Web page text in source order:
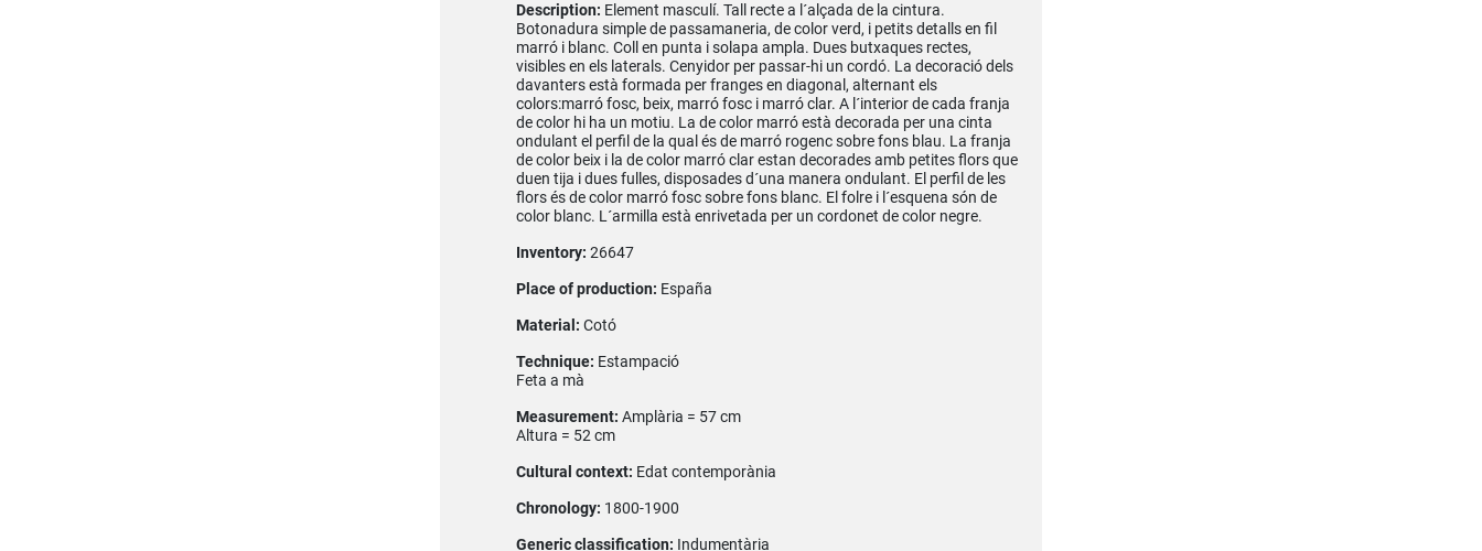
Description: Element masculí. Tall recte a l´alçada de la cintura.
Botonadura simple de passamaneria, de color verd, i petits detalls en fil
marró i blanc. Coll en punta i solapa ampla. Dues butxaques rectes,
visibles en els laterals. Cenyidor per passar-hi un cordó. La decoració dels
davanters està formada per franges en diagonal, alternant els
colors:marró fosc, beix, marró fosc i marró clar. A l´interior de cada franja
de color hi ha un motiu. La de color marró està decorada per una cinta
ondulant el perfil de la qual és de marró rogenc sobre fons blau. La franja
de color beix i la de color marró clar estan decorades amb petites flors que
duen tija i dues fulles, disposades d´una manera ondulant. El perfil de les
flors és de color marró fosc sobre fons blanc. El folre i l´esquena són de
color blanc. L´armilla està enrivetada per un cordonet de color negre.
Inventory: 26647
Place of production: España
Material: Cotó
Technique: Estampació
Feta a mà
Measurement: Amplària = 57 cm
Altura = 52 cm
Cultural context: Edat contemporània
Chronology: 1800-1900
Generic classification: Indumentària